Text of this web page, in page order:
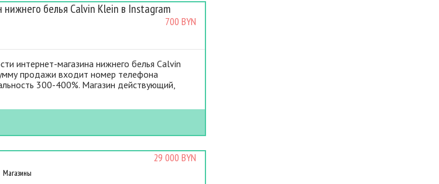
белья Calvin Klein в Instagram
700 BYN
интернет-магазина нижнего белья Calvin
продажи входит номер телефона
300-400%. Магазин действующий,
29 000 BYN
Магазины